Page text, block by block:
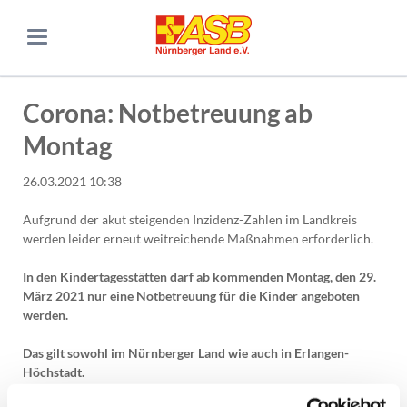
Corona: Notbetreuung ab
Montag
26.03.2021 10:38
Aufgrund der akut steigenden Inzidenz-Zahlen im Landkreis
werden leider erneut weitreichende Maßnahmen erforderlich.
In den Kindertagesstätten darf ab kommenden Montag, den 29.
März 2021 nur eine Notbetreuung für die Kinder angeboten
werden.
Das gilt sowohl im Nürnberger Land wie auch in Erlangen-
Höchstadt.